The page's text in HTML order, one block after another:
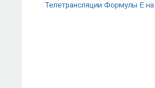
Телетрансляции Формулы Е